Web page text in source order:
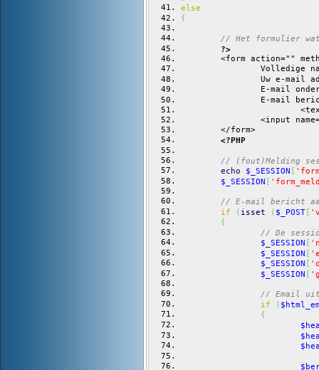
else
{
// Het formulier
?>
<form action=""
Volledige
Uw e-mail
E-mail
E-mail
<input
	</form>
<?PHP
// (fout)Melding
echo
$_SESSION [
$_SESSION [
// E-mail bericht
if
( isset ( $_POST [
{
// De
$_SESSION [
$_SESSION [
$_SESSION [
$_SESSION [
// Email
if
(
{